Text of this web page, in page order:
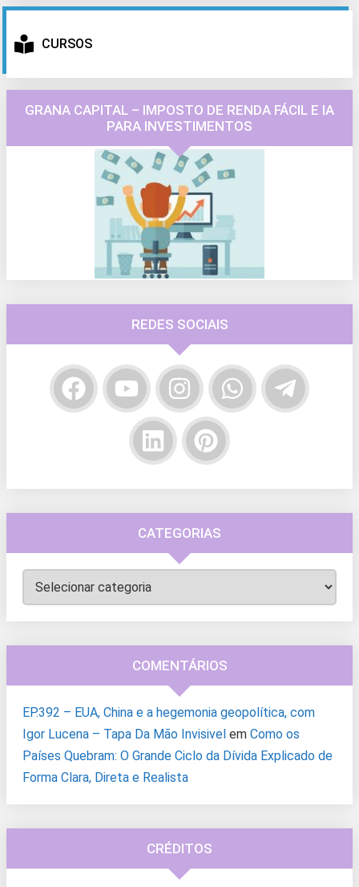
CURSOS
GRANA CAPITAL – IMPOSTO DE RENDA FÁCIL E IA
PARA INVESTIMENTOS
REDES SOCIAIS
CATEGORIAS
Categorias
COMENTÁRIOS
EP.392 – EUA, China e a hegemonia geopolítica, com
Igor Lucena – Tapa Da Mão Invisivel em Como os
Países Quebram: O Grande Ciclo da Dívida Explicado de
Forma Clara, Direta e Realista
CRÉDITOS